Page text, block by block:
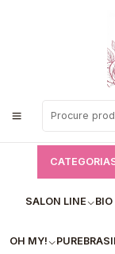
SALON LINE
OH MY!
Bem
Óleo de Coco